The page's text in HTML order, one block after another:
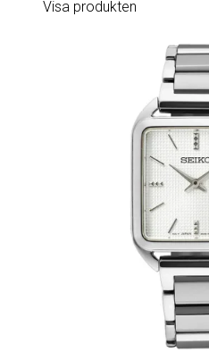
Visa produkten